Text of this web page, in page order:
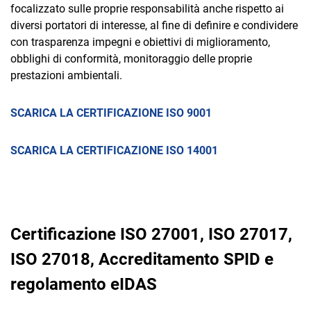
focalizzato sulle proprie responsabilità anche rispetto ai
diversi portatori di interesse, al fine di definire e condividere
con trasparenza impegni e obiettivi di miglioramento,
obblighi di conformità, monitoraggio delle proprie
prestazioni ambientali.
SCARICA LA CERTIFICAZIONE ISO 9001
SCARICA LA CERTIFICAZIONE ISO 14001
Certificazione ISO 27001, ISO 27017,
ISO 27018, Accreditamento SPID e
regolamento eIDAS